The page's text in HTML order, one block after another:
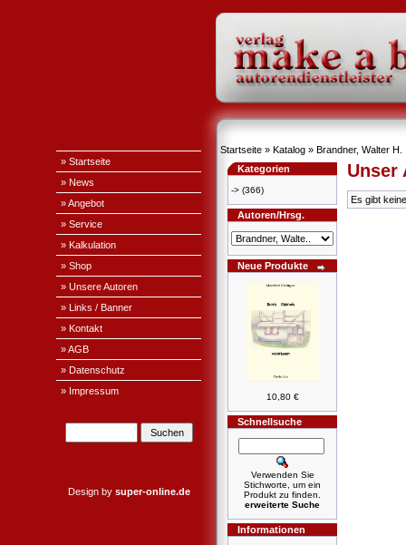
» Startseite
» News
» Angebot
» Service
» Kalkulation
» Shop
» Unsere Autoren
» Links / Banner
» Kontakt
» AGB
» Datenschutz
» Impressum
Design by super-online.de
Startseite » Katalog » Brandner, Walter H.
Kategorien
-> (366)
Autoren/Hrsg.
Neue Produkte
10,80 €
Schnellsuche
Verwenden Sie
Stichworte, um ein
Produkt zu finden.
erweiterte Suche
Informationen
Unser
Es gibt